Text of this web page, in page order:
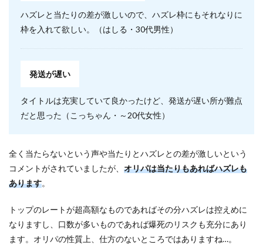
ハズレと当たりの差が激しいので、ハズレ枠にもそれなりに
枠を入れて欲しい。（はしる・30代男性）
発送が遅い
タイトルは充実していて良かったけど、発送が遅い所が難点
だと思った（こっちゃん・～20代女性）
全く当たらないという声や当たりとハズレとの差が激しいという
コメントがされていましたが、 オリパは当たりもあればハズレも
あります。
トップのレートが超高額なものであればその分ハズレは控えめに
なりますし、口数が多いものであれば爆死のリスクも充分にあり
ます。オリパの性質上、仕方のないところではありますね…。